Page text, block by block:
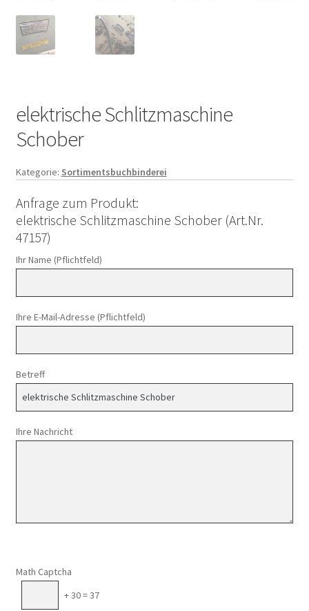
elektrische Schlitzmaschine
Schober
Kategorie: Sortimentsbuchbinderei
Anfrage zum Produkt:
elektrische Schlitzmaschine Schober (Art.Nr.
47157)
Ihr Name (Pflichtfeld)
Ihre E-Mail-Adresse (Pflichtfeld)
Betreff
Ihre Nachricht
Math Captcha
+ 30 = 37